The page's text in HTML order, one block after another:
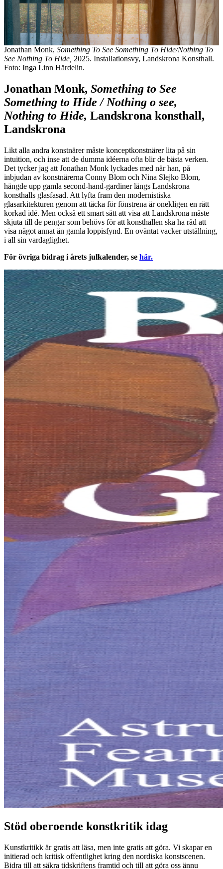
Jonathan Monk, Something To See Something To Hide/Nothing To
See Nothing To Hide, 2025. Installationsvy, Landskrona Konsthall.
Foto: Inga Linn Härdelin.
Jonathan Monk, Something to See
Something to Hide / Nothing o see,
Nothing to Hide, Landskrona konsthall,
Landskrona
Likt alla andra konstnärer måste konceptkonstnärer lita på sin
intuition, och inse att de dumma idéerna ofta blir de bästa verken.
Det tycker jag att Jonathan Monk lyckades med när han, på
inbjudan av konstnärerna Conny Blom och Nina Slejko Blom,
hängde upp gamla second-hand-gardiner längs Landskrona
konsthalls glasfasad. Att lyfta fram den modernistiska
glasarkitekturen genom att täcka för fönstrena är onekligen en rätt
korkad idé. Men också ett smart sätt att visa att Landskrona måste
skjuta till de pengar som behövs för att konsthallen ska ha råd att
visa något annat än gamla loppisfynd. En oväntat vacker utställning,
i all sin vardaglighet.
För övriga bidrag i årets julkalender, se här.
Stöd oberoende konstkritik idag
Kunstkritikk är gratis att läsa, men inte gratis att göra. Vi skapar en
initierad och kritisk offentlighet kring den nordiska konstscenen.
Bidra till att säkra tidskriftens framtid och till att göra oss ännu